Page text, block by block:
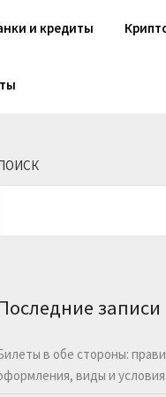
и кредиты
записи
в обе стороны:
виды и